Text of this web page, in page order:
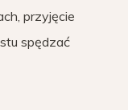
przyjęcie
spędzać